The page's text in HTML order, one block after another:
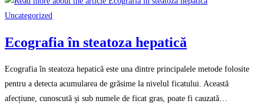
Uncategorized
Ecografia în steatoza hepatică
Ecografia în steatoza hepatică este una dintre principalele metode folosite
pentru a detecta acumularea de grăsime la nivelul ficatului. Această
afecțiune, cunoscută și sub numele de ficat gras, poate fi cauzată…